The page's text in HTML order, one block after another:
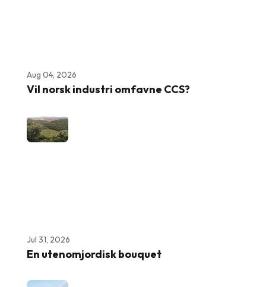
Aug 04, 2026
Vil norsk industri omfavne CCS?
Jul 31, 2026
En utenomjordisk bouquet